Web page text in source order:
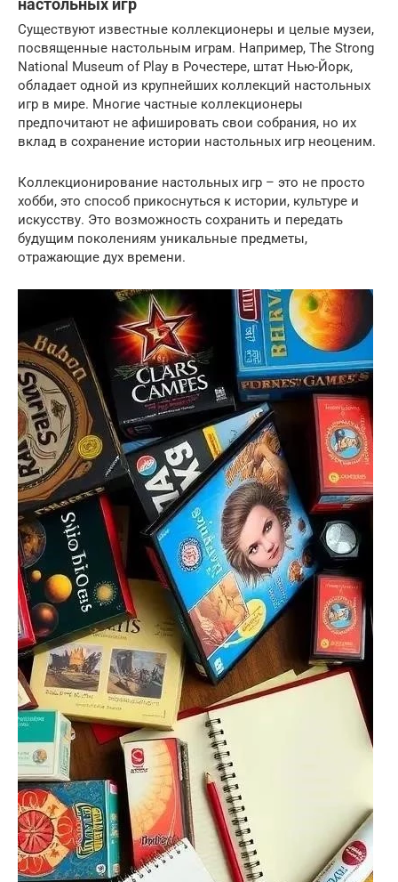
настольных игр
Существуют известные коллекционеры и целые музеи,
посвященные настольным играм. Например, The Strong
National Museum of Play в Рочестере, штат Нью-Йорк,
обладает одной из крупнейших коллекций настольных
игр в мире. Многие частные коллекционеры
предпочитают не афишировать свои собрания, но их
вклад в сохранение истории настольных игр неоценим.
Коллекционирование настольных игр – это не просто
хобби, это способ прикоснуться к истории, культуре и
искусству. Это возможность сохранить и передать
будущим поколениям уникальные предметы,
отражающие дух времени.